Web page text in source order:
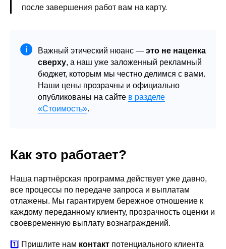
после завершения работ вам на карту.
Важный этический нюанс — это не наценка
сверху, а наш уже заложенный рекламный
бюджет, которым мы честно делимся с вами.
Наши цены прозрачны и официально
опубликованы на сайте в разделе
«Стоимость».
Как это работает?
Наша партнёрская программа действует уже давно,
все процессы по передаче запроса и выплатам
отлажены. Мы гарантируем бережное отношение к
каждому переданному клиенту, прозрачность оценки и
своевременную выплату вознаграждений.
1️⃣ Пришлите нам контакт потенциального клиента